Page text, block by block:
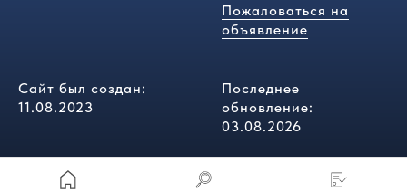
Пожаловаться на
объявление
Сайт был создан:
11.08.2023
Последнее
обновление:
03.08.2026